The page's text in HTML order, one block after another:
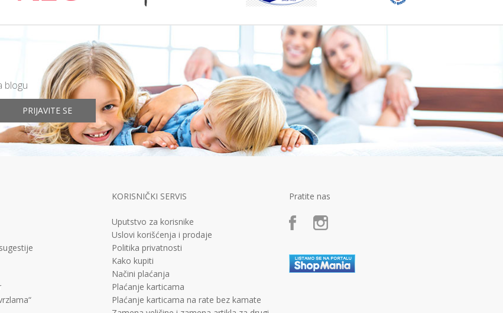
blogu
PRIJAVITE SE
KORISNIČKI SERVIS
Uputstvo za korisnike
Uslovi korišćenja i prodaje
Politika privatnosti
Kako kupiti
Načini plaćanja
Plaćanje karticama
Plaćanje karticama na rate bez kamate
Pratite nas